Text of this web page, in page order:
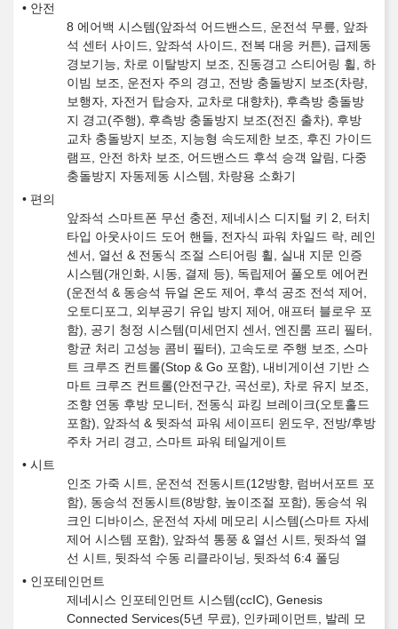
안전
8 에어백 시스템(앞좌석 어드밴스드, 운전석 무릎, 앞좌
석 센터 사이드, 앞좌석 사이드, 전복 대응 커튼), 급제동
경보기능, 차로 이탈방지 보조, 진동경고 스티어링 휠, 하
이빔 보조, 운전자 주의 경고, 전방 충돌방지 보조(차량,
보행자, 자전거 탑승자, 교차로 대향차), 후측방 충돌방
지 경고(주행), 후측방 충돌방지 보조(전진 출차), 후방
교차 충돌방지 보조, 지능형 속도제한 보조, 후진 가이드
램프, 안전 하차 보조, 어드밴스드 후석 승객 알림, 다중
충돌방지 자동제동 시스템, 차량용 소화기
편의
앞좌석 스마트폰 무선 충전, 제네시스 디지털 키 2, 터치
타입 아웃사이드 도어 핸들, 전자식 파워 차일드 락, 레인
센서, 열선 & 전동식 조절 스티어링 휠, 실내 지문 인증
시스템(개인화, 시동, 결제 등), 독립제어 풀오토 에어컨
(운전석 & 동승석 듀얼 온도 제어, 후석 공조 전석 제어,
오토디포그, 외부공기 유입 방지 제어, 애프터 블로우 포
함), 공기 청정 시스템(미세먼지 센서, 엔진룸 프리 필터,
항균 처리 고성능 콤비 필터), 고속도로 주행 보조, 스마
트 크루즈 컨트롤(Stop & Go 포함), 내비게이션 기반 스
마트 크루즈 컨트롤(안전구간, 곡선로), 차로 유지 보조,
조향 연동 후방 모니터, 전동식 파킹 브레이크(오토홀드
포함), 앞좌석 & 뒷좌석 파워 세이프티 윈도우, 전방/후방
주차 거리 경고, 스마트 파워 테일게이트
시트
인조 가죽 시트, 운전석 전동시트(12방향, 럼버서포트 포
함), 동승석 전동시트(8방향, 높이조절 포함), 동승석 워
크인 디바이스, 운전석 자세 메모리 시스템(스마트 자세
제어 시스템 포함), 앞좌석 통풍 & 열선 시트, 뒷좌석 열
선 시트, 뒷좌석 수동 리클라이닝, 뒷좌석 6:4 폴딩
인포테인먼트
제네시스 인포테인먼트 시스템(ccIC), Genesis
Connected Services(5년 무료), 인카페이먼트, 발레 모